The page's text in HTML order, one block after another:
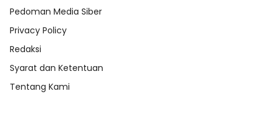
Pedoman Media Siber
Privacy Policy
Redaksi
Syarat dan Ketentuan
Tentang Kami